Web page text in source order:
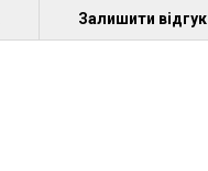
Залишити відгук